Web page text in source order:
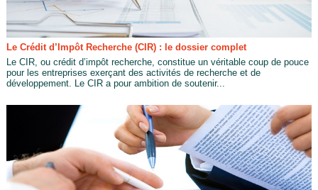
Le Crédit d’Impôt Recherche (CIR) : le dossier complet
Le CIR, ou crédit d’impôt recherche, constitue un véritable coup de pouce
pour les entreprises exerçant des activités de recherche et de
développement. Le CIR a pour ambition de soutenir...